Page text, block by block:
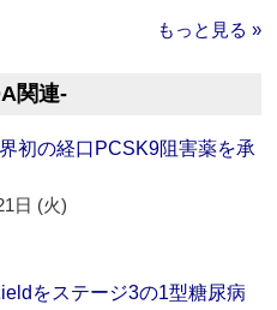
もっと見る »
関連‐
初の経口PCSK9阻害薬を承
日 (火)
をステージ3の1型糖尿病